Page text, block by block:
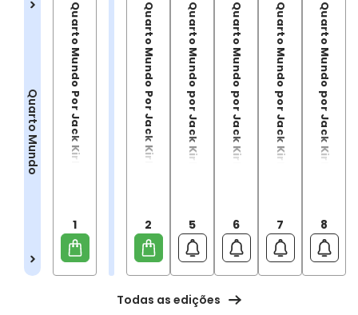
Quarto Mundo Quarto Mundo Por Jack Kirby: Edição Absoluta Vol. 1
1 Quarto Mundo Por Jack Kirby: Edição Absoluta Vol. 2
2
Quarto Mundo por Jack Kirby- Vol. 05
5
Quarto Mundo por Jack Kirby- Vol. 06
6
Quarto Mundo por Jack Kirby- Vol. 07
7
Quarto Mundo por Jack Kirby- Vol. 08
8
Todas as edições